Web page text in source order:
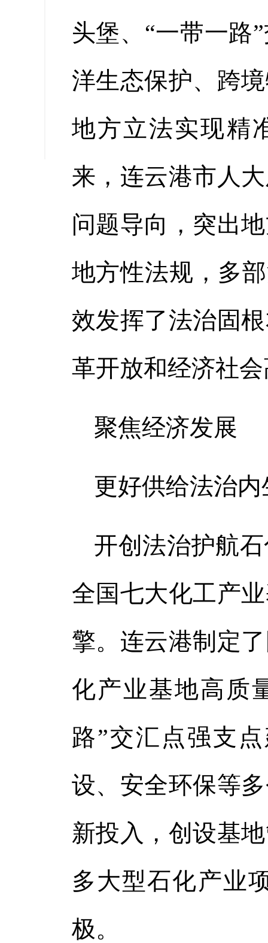
头堡、“一带一路
洋生态保护、跨
地方立法实现精
来，连云港市人
问题导向，突出
地方性法规，多
效发挥了法治固
革开放和经济社
聚焦经济发展
更好供给法治
开创法治护航
全国七大化工产
擎。连云港制定
化产业基地高质
路”交汇点强支
设、安全环保等
新投入，创设基
多大型石化产业
极。